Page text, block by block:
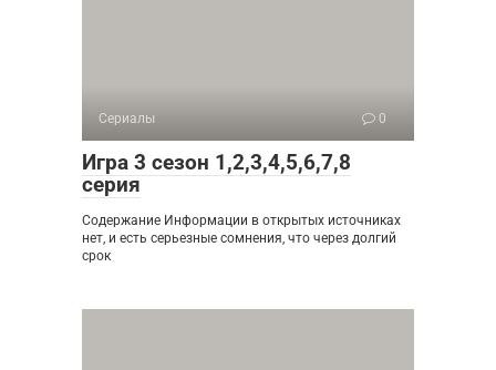
Сериалы 0
Игра 3 сезон 1,2,3,4,5,6,7,8
серия
Содержание Информации в открытых источниках
нет, и есть серьезные сомнения, что через долгий
срок